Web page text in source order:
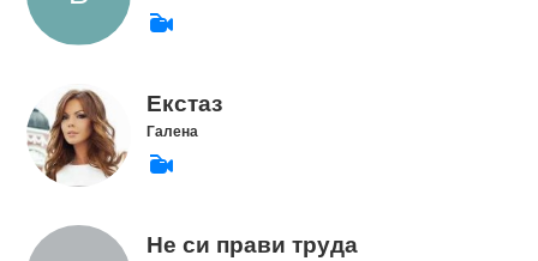
Екстаз
Галена
Не си прави труда